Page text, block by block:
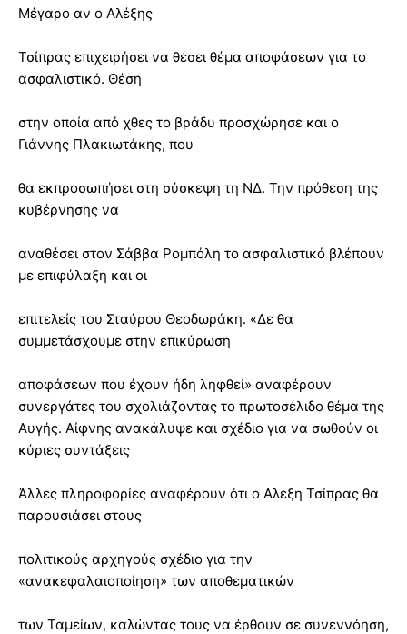
Μέγαρο αν ο Αλέξης
Τσίπρας επιχειρήσει να θέσει θέμα αποφάσεων για το
ασφαλιστικό. Θέση
στην οποία από χθες το βράδυ προσχώρησε και ο
Γιάννης Πλακιωτάκης, που
θα εκπροσωπήσει στη σύσκεψη τη ΝΔ. Την πρόθεση της
κυβέρνησης να
αναθέσει στον Σάββα Ρομπόλη το ασφαλιστικό βλέπουν
με επιφύλαξη και οι
επιτελείς του Σταύρου Θεοδωράκη. «Δε θα
συμμετάσχουμε στην επικύρωση
αποφάσεων που έχουν ήδη ληφθεί» αναφέρουν
συνεργάτες του σχολιάζοντας το πρωτοσέλιδο θέμα της
Αυγής. Αίφνης ανακάλυψε και σχέδιο για να σωθούν οι
κύριες συντάξεις
Άλλες πληροφορίες αναφέρουν ότι ο Αλεξη Τσίπρας θα
παρουσιάσει στους
πολιτικούς αρχηγούς σχέδιο για την
«ανακεφαλαιοποίηση» των αποθεματικών
των Ταμείων, καλώντας τους να έρθουν σε συνεννόηση,